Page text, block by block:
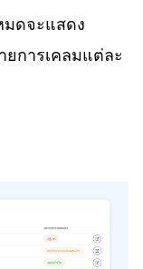
มดจะแสดง
การเคลมแต่ละ